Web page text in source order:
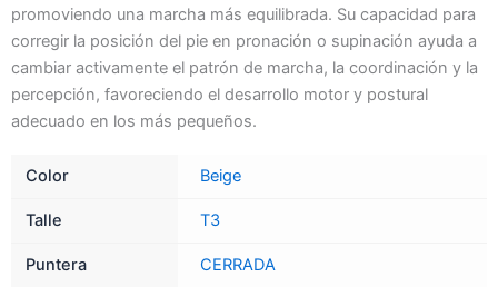
promoviendo una marcha más equilibrada. Su capacidad para
corregir la posición del pie en pronación o supinación ayuda a
cambiar activamente el patrón de marcha, la coordinación y la
percepción, favoreciendo el desarrollo motor y postural
adecuado en los más pequeños.
Color Beige
Talle T3
Puntera CERRADA